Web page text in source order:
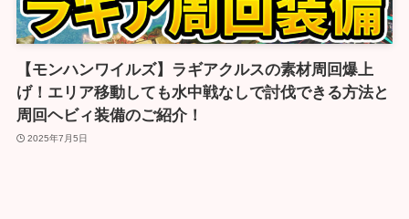
【モンハンワイルズ】ラギアクルスの素材周回爆上
げ！エリア移動しても水中戦なしで討伐できる方法と
周回ヘビィ装備のご紹介！
2025年7月5日